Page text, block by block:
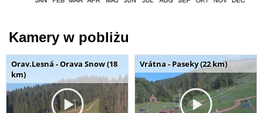
Kamery w pobliżu
Orav.Lesná - Orava Snow (18
km)
Vrátna - Paseky (22 km)